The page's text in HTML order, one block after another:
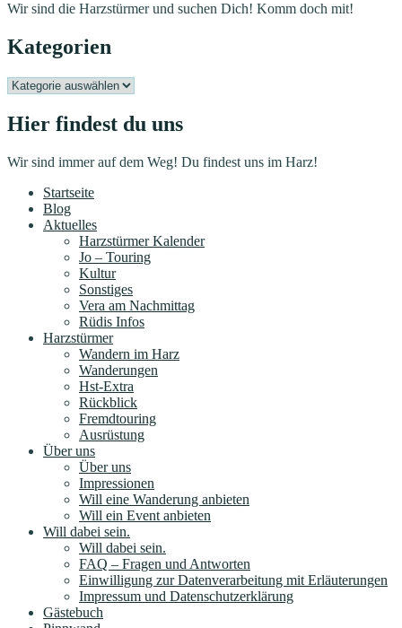
Wir sind die Harzstürmer und suchen Dich! Komm doch mit!
Kategorien
Kategorien
Hier findest du uns
Wir sind immer auf dem Weg! Du findest uns im Harz!
Startseite
Blog
Aktuelles
Harzstürmer Kalender
Jo – Touring
Kultur
Sonstiges
Vera am Nachmittag
Rüdis Infos
Harzstürmer
Wandern im Harz
Wanderungen
Hst-Extra
Rückblick
Fremdtouring
Ausrüstung
Über uns
Über uns
Impressionen
Will eine Wanderung anbieten
Will ein Event anbieten
Will dabei sein.
Will dabei sein.
FAQ – Fragen und Antworten
Einwilligung zur Datenverarbeitung mit Erläuterungen
Impressum und Datenschutzerklärung
Gästebuch